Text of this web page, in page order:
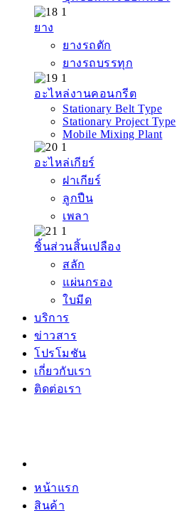
ยาง
ยางรถตัก
ยางรถบรรทุก
อะไหล่งานคอนกรีต
Stationary Belt Type
Stationary Project Type
Mobile Mixing Plant
อะไหล่เกียร์
ฝาเกียร์
ลูกปืน
เพลา
ชิ้นส่วนสิ้นเปลือง
สลัก
แผ่นกรอง
ใบมีด
บริการ
ข่าวสาร
โปรโมชัน
เกี่ยวกับเรา
ติดต่อเรา
หน้าแรก
สินค้า